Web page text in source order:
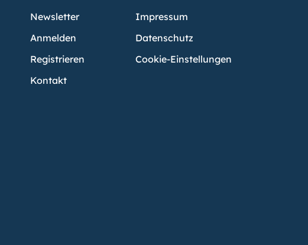
Newsletter
Anmelden
Registrieren
Kontakt
Impressum
Datenschutz
Cookie-Einstellungen